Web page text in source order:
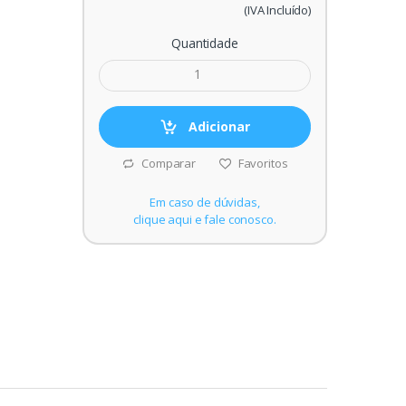
(IVA Incluído)
Quantidade
Adicionar
Comparar Favoritos
Em caso de dúvidas,
clique aqui e fale conosco.